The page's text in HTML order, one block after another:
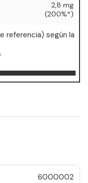
2,8 mg
(200%*)
referencia) según la
6000002